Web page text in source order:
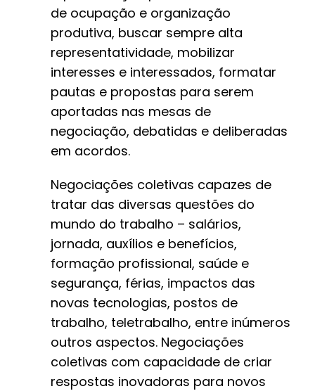
de ocupação e organização
produtiva, buscar sempre alta
representatividade, mobilizar
interesses e interessados, formatar
pautas e propostas para serem
aportadas nas mesas de
negociação, debatidas e deliberadas
em acordos.
Negociações coletivas capazes de
tratar das diversas questões do
mundo do trabalho – salários,
jornada, auxílios e benefícios,
formação profissional, saúde e
segurança, férias, impactos das
novas tecnologias, postos de
trabalho, teletrabalho, entre inúmeros
outros aspectos. Negociações
coletivas com capacidade de criar
respostas inovadoras para novos